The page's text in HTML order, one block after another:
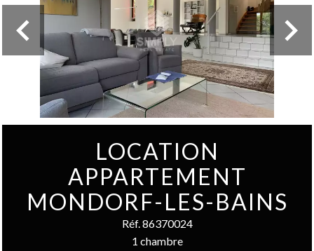
LOCATION
APPARTEMENT
MONDORF-LES-BAINS
Réf. 86370024
1 chambre